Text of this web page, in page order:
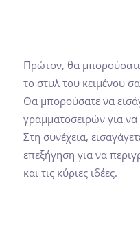
Πρώτον, θα
το στυλ του κειμένου
Θα μπορούσατε να
γραμματοσειρών για να
Στη συνέχεια,
επεξήγηση για να
και τις κύριες ιδέες.